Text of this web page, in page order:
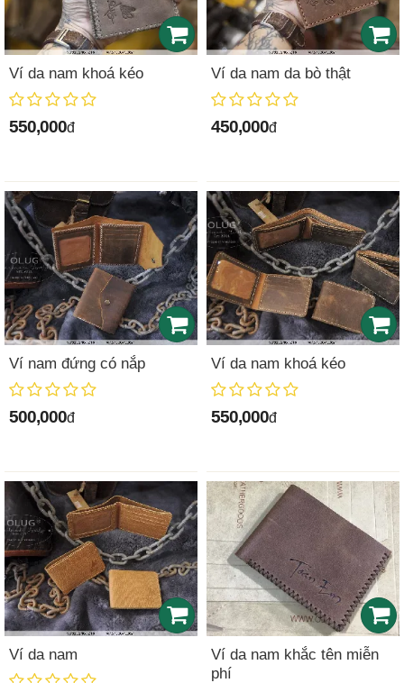
Ví da nam khoá kéo
550,000đ
Ví da nam da bò thật
450,000đ
Ví nam đứng có nắp
500,000đ
Ví da nam khoá kéo
550,000đ
Ví da nam
Ví da nam khắc tên miễn
phí